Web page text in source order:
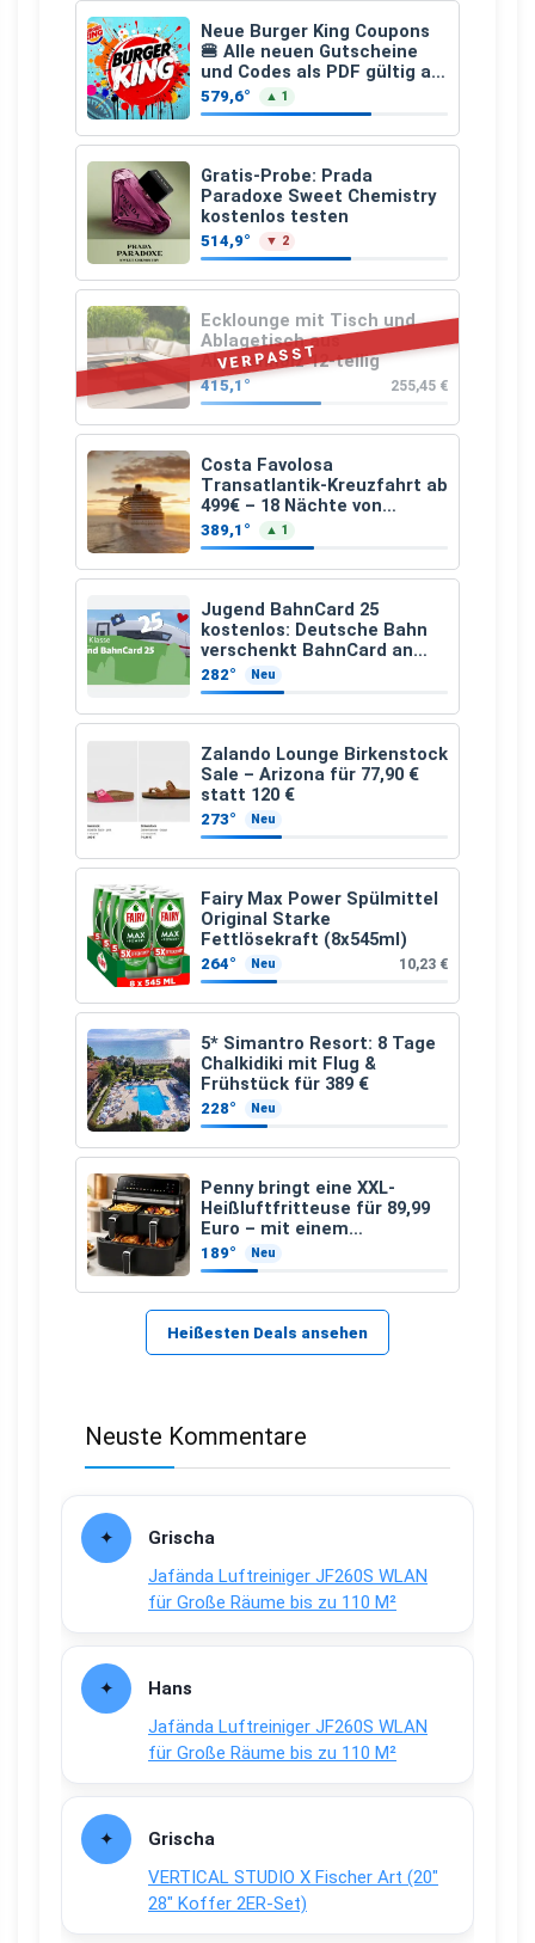
Neue Burger King Coupons
🍔 Alle neuen Gutscheine
und Codes als PDF gültig ab
25.07.2026 bis 04.09.2026
579,6° ▲ 1
Gratis-Probe: Prada
Paradoxe Sweet Chemistry
kostenlos testen
514,9° ▼ 2
VERPASST
Ecklounge mit Tisch und
Ablagetisch aus
Akazienholz 12-teilig
415,1° 255,45 €
Costa Favolosa
Transatlantik-Kreuzfahrt ab
499€ – 18 Nächte von
Hamburg nach Guadeloupe
389,1° ▲ 1
Jugend BahnCard 25
kostenlos: Deutsche Bahn
verschenkt BahnCard an
Kinder und Jugendliche
282° Neu
Zalando Lounge Birkenstock
Sale – Arizona für 77,90 €
statt 120 €
273° Neu
Fairy Max Power Spülmittel
Original Starke
Fettlösekraft (8x545ml)
264° Neu 10,23 €
5* Simantro Resort: 8 Tage
Chalkidiki mit Flug &
Frühstück für 389 €
228° Neu
Penny bringt eine XXL-
Heißluftfritteuse für 89,99
Euro – mit einem
besonderen Vorteil
189° Neu
Heißesten Deals ansehen
Neuste Kommentare
Grischa
Jafända Luftreiniger JF260S WLAN
für Große Räume bis zu 110 M²
Hans
Jafända Luftreiniger JF260S WLAN
für Große Räume bis zu 110 M²
Grischa
VERTICAL STUDIO X Fischer Art (20″
28″ Koffer 2ER-Set)